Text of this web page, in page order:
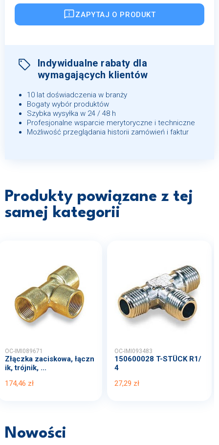
ZAPYTAJ O PRODUKT
Indywidualne rabaty dla
wymagających klientów
10 lat doświadczenia w branży
Bogaty wybór produktów
Szybka wysyłka w 24 / 48 h
Profesjonalne wsparcie merytoryczne i techniczne
Możliwość przeglądania historii zamówień i faktur
Produkty powiązane z tej
samej kategorii
OC-IMI089671
Złączka zaciskowa, łączn
ik, trójnik, ...
174,46 zł
OC-IMI093483
150600028 T-STÜCK R1/
4
27,29 zł
Nowości